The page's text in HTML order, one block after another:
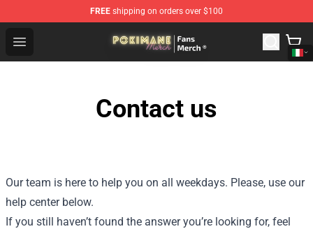
FREE shipping on orders over $100
Open menu
Pokimane Store - Official Pokimane Merchandise Shop
Contact us
Our team is here to help you on all weekdays. Please, use our
help center below.
If you still haven’t found the answer you’re looking for, feel